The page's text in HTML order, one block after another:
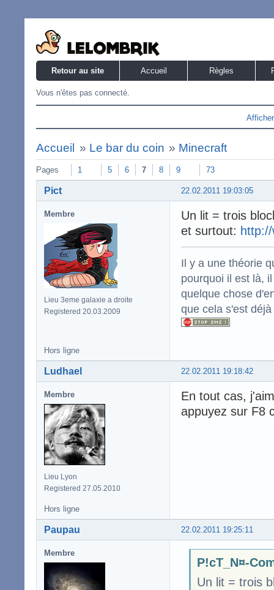
Retour au site Accueil Règles
Vous n'êtes pas connecté.
Accueil » Le bar du coin » Minecraft
Pages 1 5 6 7 8 9 73
22.02.2011 19:03:05
Pict
Membre
Lieu 3eme galaxie a droite
Registered 20.03.2009
Un lit = trois
et surtout:
Il y a une théorie
pourquoi il est là,
quelque chose
que cela s'est
Hors ligne
22.02.2011 19:18:42
Ludhael
Membre
Lieu Lyon
Registered 27.05.2010
En tout cas,
appuyez sur F8
Hors ligne
22.02.2011 19:25:11
Paupau
Membre
P!cT_N¤-
Un lit = trois